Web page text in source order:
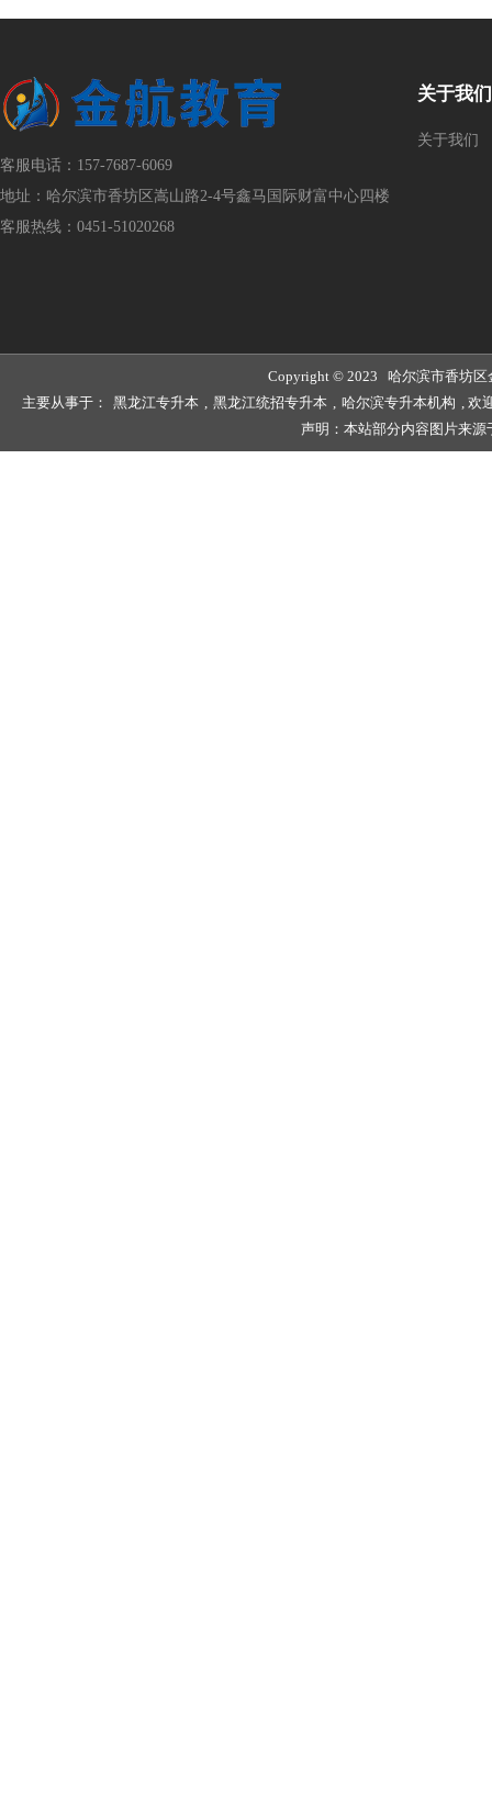
客服电话：157-7687-6069
地址：哈尔滨市香坊区嵩山路2-4号鑫马国际财富中心四楼
客服热线：0451-51020268
关于我们
关于我们
Copyright © 2023 哈尔滨市香坊
主要从事于：
黑龙江专升本 , 黑龙江统招专升本 , 哈尔滨专升本机构 , 欢
声明：本站部分内容图片来源